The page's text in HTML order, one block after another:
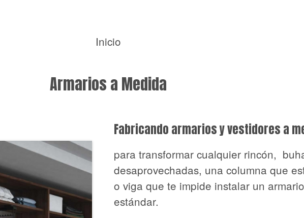
Inicio
Armarios a Medida
Fabricando armarios y vestidores a
para transformar cualquier rincón,
desaprovechadas, una columna que
o viga que te impide instalar un armario
estándar.